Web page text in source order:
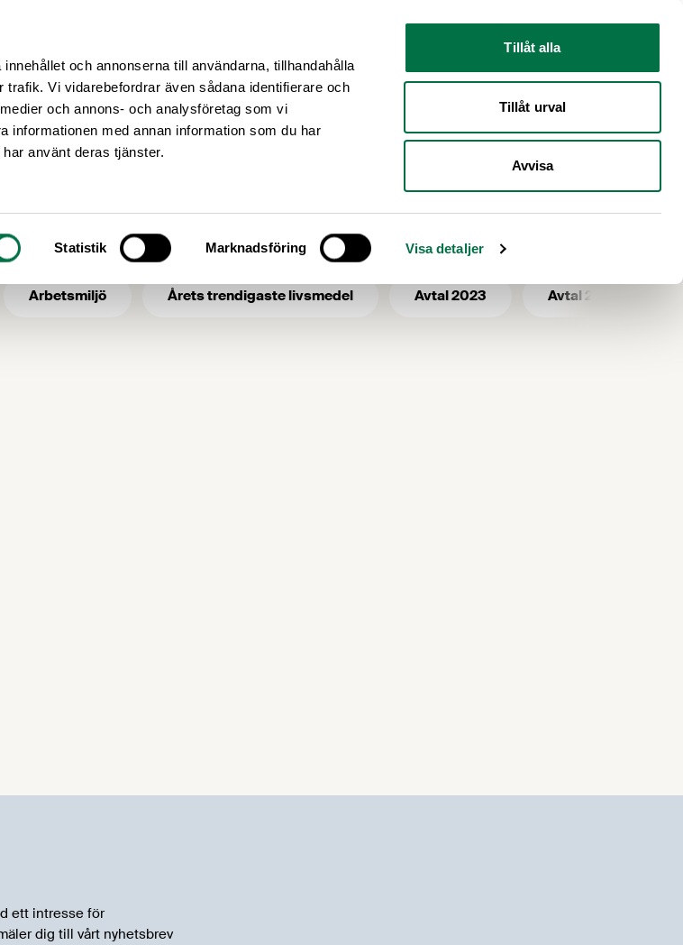
och annonserna till användarna, tillhandahålla
Vi vidarebefordrar även sådana identifierare och
och annons- och analysföretag som vi
informationen med annan information som du har
använt deras tjänster.
Statistik Marknadsföring Visa detaljer
Tillåt alla
Tillåt urval
Avvisa
arbetsanpassning
Arbetsmiljö Årets trendigaste livsmedel Avtal 2023 Avtal 2025
ett intresse för
dig till vårt nyhetsbrev